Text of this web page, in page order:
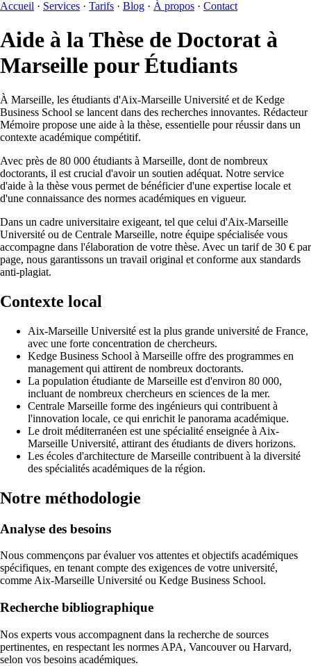
Accueil · Services · Tarifs · Blog · À propos · Contact
Aide à la Thèse de Doctorat à
Marseille pour Étudiants
À Marseille, les étudiants d'Aix-Marseille Université et de Kedge
Business School se lancent dans des recherches innovantes. Rédacteur
Mémoire propose une aide à la thèse, essentielle pour réussir dans un
contexte académique compétitif.
Avec près de 80 000 étudiants à Marseille, dont de nombreux
doctorants, il est crucial d'avoir un soutien adéquat. Notre service
d'aide à la thèse vous permet de bénéficier d'une expertise locale et
d'une connaissance des normes académiques en vigueur.
Dans un cadre universitaire exigeant, tel que celui d'Aix-Marseille
Université ou de Centrale Marseille, notre équipe spécialisée vous
accompagne dans l'élaboration de votre thèse. Avec un tarif de 30 € par
page, nous garantissons un travail original et conforme aux standards
anti-plagiat.
Contexte local
Aix-Marseille Université est la plus grande université de France,
avec une forte concentration de chercheurs.
Kedge Business School à Marseille offre des programmes en
management qui attirent de nombreux doctorants.
La population étudiante de Marseille est d'environ 80 000,
incluant de nombreux chercheurs en sciences de la mer.
Centrale Marseille forme des ingénieurs qui contribuent à
l'innovation locale, ce qui enrichit le panorama académique.
Le droit méditerranéen est une spécialité enseignée à Aix-
Marseille Université, attirant des étudiants de divers horizons.
Les écoles d'architecture de Marseille contribuent à la diversité
des spécialités académiques de la région.
Notre méthodologie
Analyse des besoins
Nous commençons par évaluer vos attentes et objectifs académiques
spécifiques, en tenant compte des exigences de votre université,
comme Aix-Marseille Université ou Kedge Business School.
Recherche bibliographique
Nos experts vous accompagnent dans la recherche de sources
pertinentes, en respectant les normes APA, Vancouver ou Harvard,
selon vos besoins académiques.